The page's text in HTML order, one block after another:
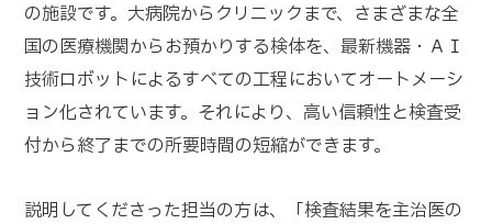
の施設です。大病院からクリニックまで、さまざまな全
国の医療機関からお預かりする検体を、最新機器・ＡＩ
技術ロボットによるすべての工程においてオートメーシ
ョン化されています。それにより、高い信頼性と検査受
付から終了までの所要時間の短縮ができます。
説明してくださった担当の方は、「検査結果を主治医の